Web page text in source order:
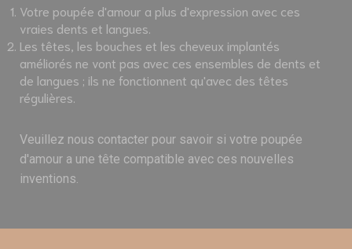
Votre poupée d'amour a plus d'expression avec ces
vraies dents et langues.
Les têtes, les bouches et les cheveux implantés
améliorés ne vont pas avec ces ensembles de dents et
de langues ; ils ne fonctionnent qu'avec des têtes
régulières.
Veuillez nous contacter pour savoir si votre poupée
d'amour a une tête compatible avec ces nouvelles
inventions.